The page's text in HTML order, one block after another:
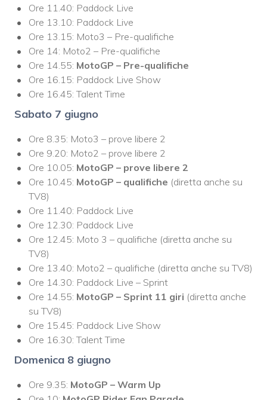
Ore 11.40: Paddock Live
Ore 13.10: Paddock Live
Ore 13.15: Moto3 – Pre-qualifiche
Ore 14: Moto2 – Pre-qualifiche
Ore 14.55: MotoGP – Pre-qualifiche
Ore 16.15: Paddock Live Show
Ore 16.45: Talent Time
Sabato 7 giugno
Ore 8.35: Moto3 – prove libere 2
Ore 9.20: Moto2 – prove libere 2
Ore 10.05: MotoGP – prove libere 2
Ore 10.45: MotoGP – qualifiche (diretta anche su
TV8)
Ore 11.40: Paddock Live
Ore 12.30: Paddock Live
Ore 12.45: Moto 3 – qualifiche (diretta anche su
TV8)
Ore 13.40: Moto2 – qualifiche (diretta anche su TV8)
Ore 14.30: Paddock Live – Sprint
Ore 14.55: MotoGP – Sprint 11 giri (diretta anche
su TV8)
Ore 15.45: Paddock Live Show
Ore 16.30: Talent Time
Domenica 8 giugno
Ore 9.35: MotoGP – Warm Up